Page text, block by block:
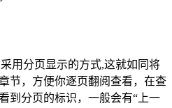
用分页显示的方式,这就如同将
节，方便你逐页翻阅查看，在查
到分页的标识，一般会有“上一